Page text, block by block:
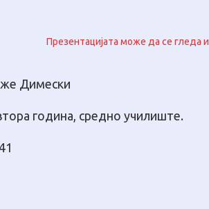
Презентацијата може да се гледа
Димески
година, средно училиште.